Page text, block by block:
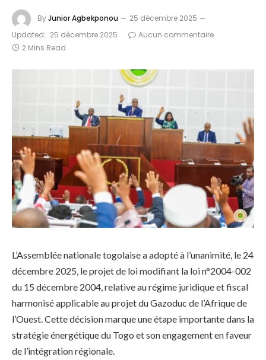
ByJunior Agbekponou
25 décembre 2025
Updated: 25 décembre 2025
Aucun commentaire
2 Mins Read
L’Assemblée nationale togolaise a adopté à l’unanimité, le 24
décembre 2025, le projet de loi modifiant la loi n°2004-002
du 15 décembre 2004, relative au régime juridique et fiscal
harmonisé applicable au projet du Gazoduc de l’Afrique de
l’Ouest. Cette décision marque une étape importante dans la
stratégie énergétique du Togo et son engagement en faveur
de l’intégration régionale.